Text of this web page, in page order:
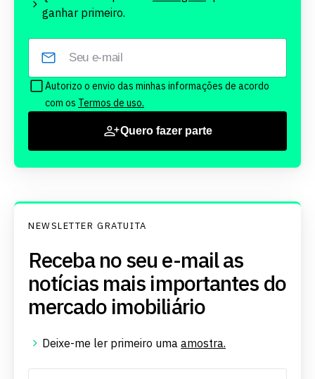
ganhar primeiro.
Autorizo o envio das minhas informações de acordo
com os Termos de uso.
Quero fazer parte
NEWSLETTER GRATUITA
Receba no seu e-mail as
notícias mais importantes do
mercado imobiliário
Deixe-me ler primeiro uma amostra.